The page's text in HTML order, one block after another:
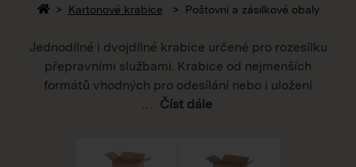
Zpět na homepage
Kartonové krabice Poštovní a zásilkové obaly
Jednodílné i dvojdílné krabice určené pro rozesílku
přepravními službami. Krabice od nejmenších
formátů vhodných pro odesílání nebo i uložení
Číst dále